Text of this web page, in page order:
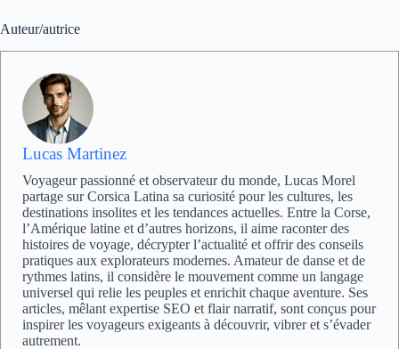
Auteur/autrice
Lucas Martinez
Voyageur passionné et observateur du monde, Lucas Morel
partage sur Corsica Latina sa curiosité pour les cultures, les
destinations insolites et les tendances actuelles. Entre la Corse,
l’Amérique latine et d’autres horizons, il aime raconter des
histoires de voyage, décrypter l’actualité et offrir des conseils
pratiques aux explorateurs modernes. Amateur de danse et de
rythmes latins, il considère le mouvement comme un langage
universel qui relie les peuples et enrichit chaque aventure. Ses
articles, mêlant expertise SEO et flair narratif, sont conçus pour
inspirer les voyageurs exigeants à découvrir, vibrer et s’évader
autrement.